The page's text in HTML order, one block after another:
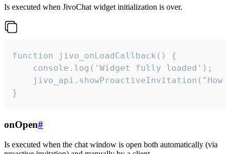
Is executed when JivoChat widget initialization is over.
function jivo_onLoadCallback() {
    console.log('Widget fully loaded');
jivo_api.showProactiveInvitation("How
}
onOpen#
Is executed when the chat window is open both automatically (via